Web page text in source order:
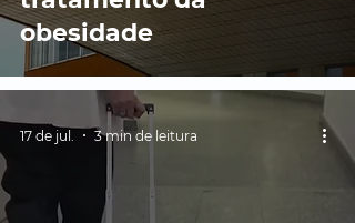
obesidade
17 de jul. 3 min de leitura